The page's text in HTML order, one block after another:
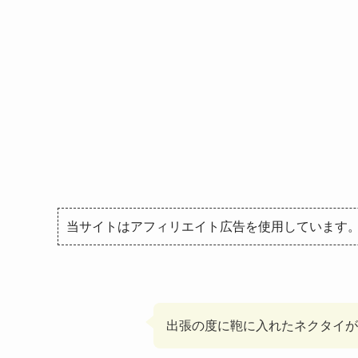
当サイトはアフィリエイト広告を使用しています。
出張の度に鞄に入れたネクタイ